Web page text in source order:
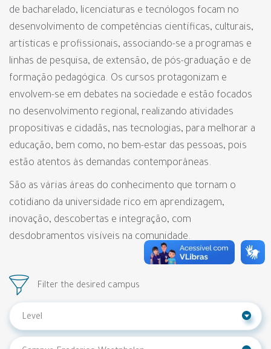
de bacharelado, licenciaturas e tecnólogos focam no
desenvolvimento de competências científicas, culturais,
artísticas e profissionais, associando-se a programas e
linhas de pesquisa, de extensão, de pós-graduação e de
formação pedagógica. Os cursos protagonizam e
envolvem-se em debates na sociedade e estão focados
no desenvolvimento regional, realizando atividades
propositivas e cidadãs, nas tecnologias, para melhorar a
educação, bem como, no bem-estar das pessoas, pois
estão atentos às demandas contemporâneas.
São as várias áreas do conhecimento que tornam o
cotidiano da universidade rico em aprendizagem,
inovação, descobertas e integração, com
desdobramentos visíveis na comunidade.
Filter the desired campus